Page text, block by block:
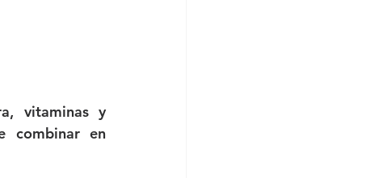
vitaminas y
combinar en